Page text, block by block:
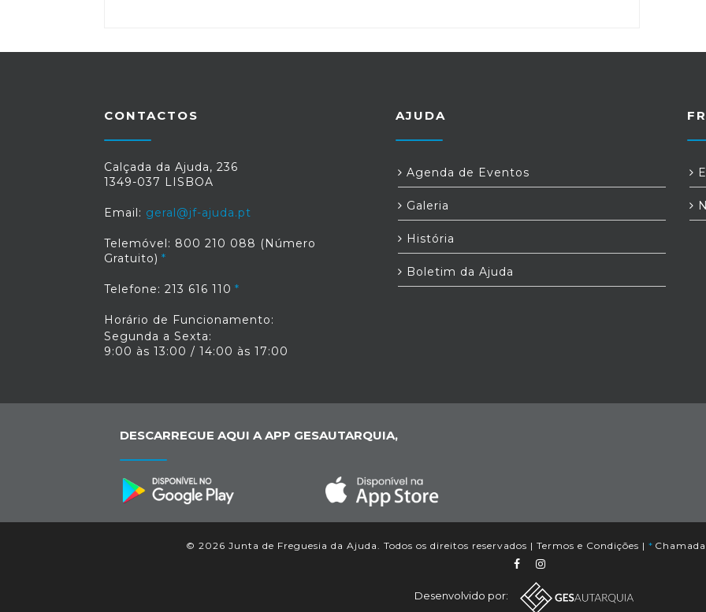
CONTACTOS
Calçada da Ajuda, 236
1349-037 LISBOA
Email: geral@jf-ajuda.pt
Telemóvel: 800 210 088 (Número
Gratuito)
Telefone: 213 616 110
Horário de Funcionamento:
Segunda a Sexta:
9:00 às 13:00 / 14:00 às 17:00
AJUDA
Agenda de Eventos
Galeria
História
Boletim da Ajuda
DESCARREGUE AQUI A APP GESAUTARQUIA,
© 2026 Junta de Freguesia da Ajuda. Todos os direitos reservados | Termos e Condições | *
Desenvolvido por: